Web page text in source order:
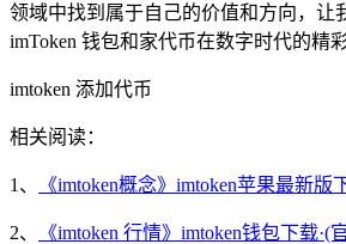
领域中找到属于自己的价值和方向，让
imToken 钱包和家代币在数字时代的精
imtoken 添加代币
相关阅读：
1、 《imtoken概念》imtoken苹果最新版
2、 《imtoken 行情》imtoken钱包下载·(